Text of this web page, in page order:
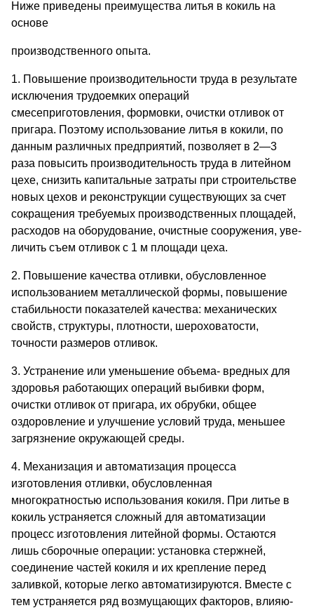
Ниже приведены преимущества литья в кокиль на
основе
производственного опыта.
1. Повышение производительности труда в результате
исклю­чения трудоемких операций
смесеприготовления, формовки, очист­ки отливок от
пригара. Поэтому использование литья в кокили, по
данным различных предприятий, позволяет в 2—3
раза повы­сить производительность труда в литейном
цехе, снизить капиталь­ные затраты при строительстве
новых цехов и реконструкции существующих за счет
сокращения требуемых производственных площадей,
расходов на оборудование, очистные сооружения, уве­
личить съем отливок с 1 м площади цеха.
2. Повышение качества отливки, обусловленное
использова­нием металлической формы, повышение
стабильности показателей качества: механических
свойств, структуры, плотности, шерохова­тости,
точности размеров отливок.
3. Устранение или уменьшение объема- вредных для
здоровья работающих операций выбивки форм,
очистки отливок от пригара, их обрубки, общее
оздоровление и улучшение условий труда, меньшее
загрязнение окружающей среды.
4. Механизация и автоматизация процесса
изготовления от­ливки, обусловленная
многократностью использования кокиля. При литье в
кокиль устраняется сложный для автоматизации
процесс изготовления литейной формы. Остаются
лишь сборочные операции: установка стержней,
соединение частей кокиля и их крепление перед
заливкой, которые легко автоматизируются. Вме­сте с
тем устраняется ряд возмущающих факторов, влияю­